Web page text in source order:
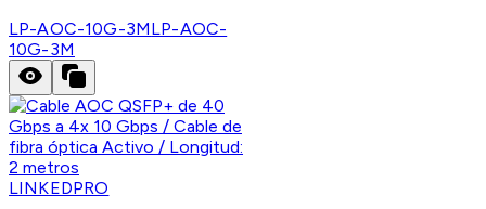
LP-AOC-10G-3MLP-AOC-
10G-3M
LINKEDPRO